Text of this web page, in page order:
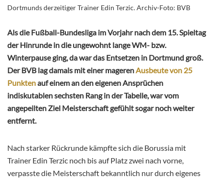
Dortmunds derzeitiger Trainer Edin Terzic. Archiv-Foto: BVB
Als die Fußball-Bundesliga im Vorjahr nach dem 15. Spieltag
der Hinrunde in die ungewohnt lange WM- bzw.
Winterpause ging, da war das Entsetzen in Dortmund groß.
Der BVB lag damals mit einer mageren Ausbeute von 25
Punktenauf einem an den eigenen Ansprüchen
indiskutablen sechsten Rang in der Tabelle, war vom
angepeilten Ziel Meisterschaft gefühlt sogar noch weiter
entfernt.
Nach starker Rückrunde kämpfte sich die Borussia mit
Trainer Edin Terzic noch bis auf Platz zwei nach vorne,
verpasste die Meisterschaft bekanntlich nur durch eigenes